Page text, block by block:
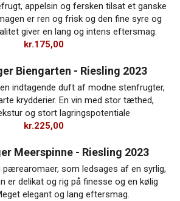
appelsin og fersken tilsat et ganske
er ren og frisk og den fine syre og
giver en lang og intens eftersmag.
kr.175,00
Biengarten - Riesling 2023
indtagende duft af modne stenfrugter,
krydderier. En vin med stor tæthed,
og stort lagringspotentiale
kr.225,00
Meerspinne - Riesling 2023
pærearomaer, som ledsages af en syrlig,
er delikat og rig på finesse og en kølig
elegant og lang eftersmag.